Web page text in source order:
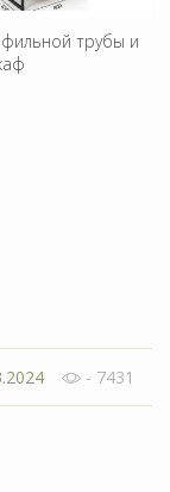
трубы и
- 7431